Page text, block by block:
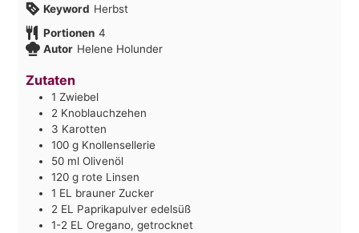
Keyword Herbst
Portionen 4
Autor Helene Holunder
Zutaten
1 Zwiebel
2 Knoblauchzehen
3 Karotten
100 g Knollensellerie
50 ml Olivenöl
120 g rote Linsen
1 EL brauner Zucker
2 EL Paprikapulver edelsüß
1-2 EL Oregano, getrocknet